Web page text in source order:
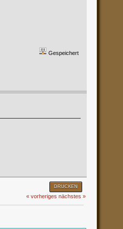
Gespeichert
DRUCKEN
« vorheriges nächstes »